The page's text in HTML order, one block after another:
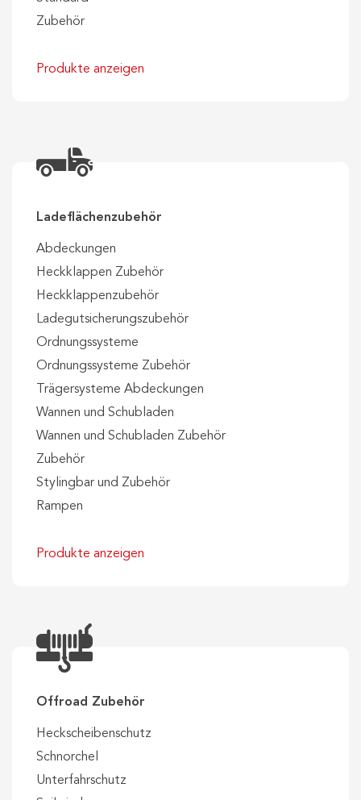
Zubehör
Produkte anzeigen
Ladeflächenzubehör
Abdeckungen
Heckklappen Zubehör
Heckklappenzubehör
Ladegutsicherungszubehör
Ordnungssysteme
Ordnungssysteme Zubehör
Trägersysteme Abdeckungen
Wannen und Schubladen
Wannen und Schubladen Zubehör
Zubehör
Stylingbar und Zubehör
Rampen
Produkte anzeigen
Offroad Zubehör
Heckscheibenschutz
Schnorchel
Unterfahrschutz